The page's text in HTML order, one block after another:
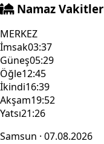
Namaz
MERKEZ
İmsak03:37
Güneş05:29
Öğle12:45
İkindi16:39
Akşam19:52
Yatsı21:26
Samsun · 07.08.2026